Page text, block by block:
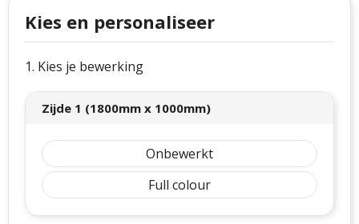
Stanley
Kies en personaliseer
1. Kies je bewerking
Zijde 1 (1800mm x 1000mm)
Onbewerkt
Full colour